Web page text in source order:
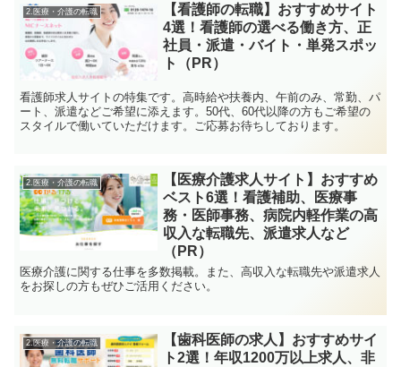
2.医療・介護の転職
【看護師の転職】おすすめサイト
4選！看護師の選べる働き方、正
社員・派遣・バイト・単発スポッ
ト（PR）
看護師求人サイトの特集です。高時給や扶養内、午前のみ、常勤、パ
ート、派遣などご希望に添えます。50代、60代以降の方もご希望の
スタイルで働いていただけます。ご応募お待ちしております。
2.医療・介護の転職
【医療介護求人サイト】おすすめ
ベスト6選！看護補助、医療事
務・医師事務、病院内軽作業の高
収入な転職先、派遣求人など
（PR）
医療介護に関する仕事を多数掲載。また、高収入な転職先や派遣求人
をお探しの方もぜひご活用ください。
2.医療・介護の転職
【歯科医師の求人】おすすめサイ
ト2選！年収1200万以上求人、非